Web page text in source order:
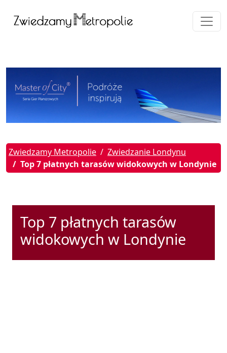
Zwiedzamy Metropolie
Zwiedzanie Londynu
Top 7 płatnych tarasów widokowych w Londynie
Top 7 płatnych tarasów
widokowych w Londynie